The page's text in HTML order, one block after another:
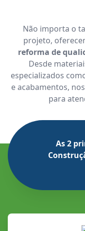
Não importa o
projeto,
reforma de
Desde
especializados
e acabamentos,
para
As 2